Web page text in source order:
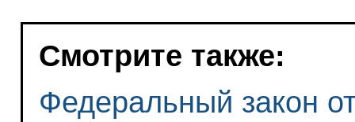
Смотрите также:
Федеральный закон